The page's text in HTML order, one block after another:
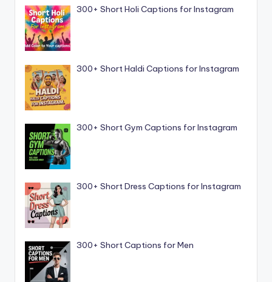
300+ Short Holi Captions for Instagram
300+ Short Haldi Captions for Instagram
300+ Short Gym Captions for Instagram
300+ Short Dress Captions for Instagram
300+ Short Captions for Men